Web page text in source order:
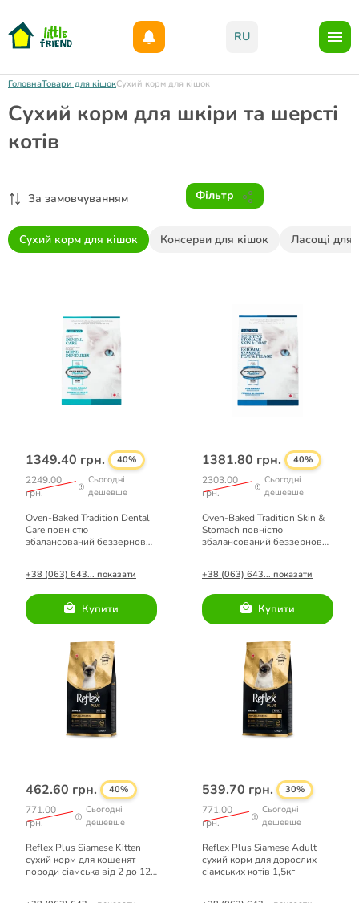
RU
ГоловнаТовари для кішокСухий корм для кішок
Сухий корм для шкіри та шерсті
котів
За замовчуванням Фільтр
Сухий корм для кішок Консерви для кішок Ласощі для
1349.40 грн. 40%
2249.00
грн.
Сьогодні
дешевше
Oven-Baked Tradition Dental
Care повністю
збалансований беззерновий
+38 (063) 643... показати
Купити
1381.80 грн. 40%
2303.00
грн.
Сьогодні
дешевше
Oven-Baked Tradition Skin &
Stomach повністю
збалансований беззерновий
+38 (063) 643... показати
Купити
462.60 грн. 40%
771.00
грн.
Сьогодні
дешевше
Reflex Plus Siamese Kitten
сухий корм для кошенят
породи сіамська від 2 до 12
539.70 грн. 30%
771.00
грн.
Сьогодні
дешевше
Reflex Plus Siamese Adult
сухий корм для дорослих
сіамських котів 1,5кг